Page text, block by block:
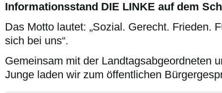
Informationsstand DIE LINKE auf dem
Das Motto lautet: „Sozial. Gerecht. Frieden.
sich bei uns“.
Gemeinsam mit der Landtagsabgeordneten
Junge laden wir zum öffentlichen